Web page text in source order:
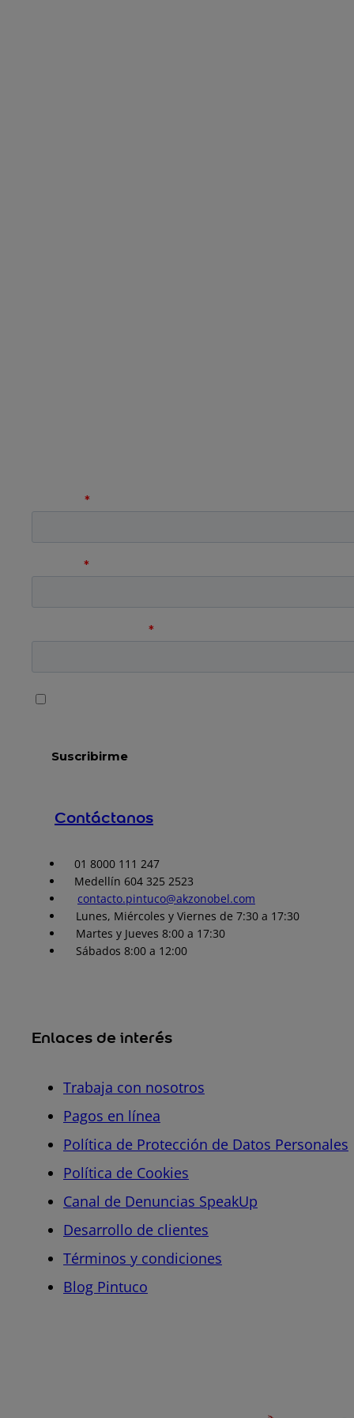
Contáctanos
01 8000 111 247
Medellín 604 325 2523
contacto.pintuco@akzonobel.com
Lunes, Miércoles y Viernes de 7:30 a 17:30
Martes y Jueves 8:00 a 17:30
Sábados 8:00 a 12:00
Enlaces de interés
Trabaja con nosotros
Pagos en línea
Política de Protección de Datos Personales
Política de Cookies
Canal de Denuncias SpeakUp
Desarrollo de clientes
Términos y condiciones
Blog Pintuco